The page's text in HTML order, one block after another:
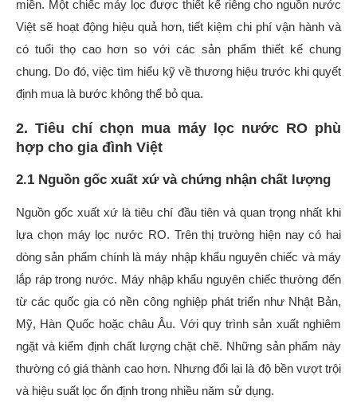
miền. Một chiếc máy lọc được thiết kế riêng cho nguồn nước
Việt sẽ hoạt động hiệu quả hơn, tiết kiệm chi phí vận hành và
có tuổi thọ cao hơn so với các sản phẩm thiết kế chung
chung. Do đó, việc tìm hiểu kỹ về thương hiệu trước khi quyết
định mua là bước không thể bỏ qua.
2. Tiêu chí chọn mua máy lọc nước RO phù
hợp cho gia đình Việt
2.1 Nguồn gốc xuất xứ và chứng nhận chất lượng
Nguồn gốc xuất xứ là tiêu chí đầu tiên và quan trọng nhất khi
lựa chọn máy lọc nước RO. Trên thị trường hiện nay có hai
dòng sản phẩm chính là máy nhập khẩu nguyên chiếc và máy
lắp ráp trong nước. Máy nhập khẩu nguyên chiếc thường đến
từ các quốc gia có nền công nghiệp phát triển như Nhật Bản,
Mỹ, Hàn Quốc hoặc châu Âu. Với quy trình sản xuất nghiêm
ngặt và kiểm định chất lượng chặt chẽ. Những sản phẩm này
thường có giá thành cao hơn. Nhưng đổi lại là độ bền vượt trội
và hiệu suất lọc ổn định trong nhiều năm sử dụng.